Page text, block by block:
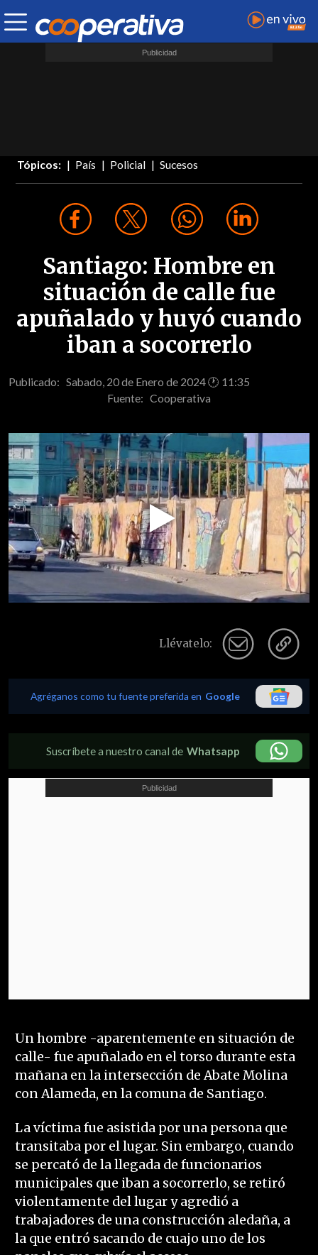
Tópicos: País Policial Sucesos
Santiago: Hombre en
situación de calle fue
apuñalado y huyó cuando
iban a socorrerlo
Publicado: Sabado, 20 de Enero de 2024 🕐 11:35
Fuente: Cooperativa
Play
Video
Llévatelo:
Agréganos como tu fuente preferida en Google
Suscríbete a nuestro canal de Whatsapp
Un hombre -aparentemente en situación de
calle- fue apuñalado en el torso durante esta
mañana en la intersección de Abate Molina
con Alameda, en la comuna de Santiago.
La víctima fue asistida por una persona que
transitaba por el lugar. Sin embargo, cuando
se percató de la llegada de funcionarios
municipales que iban a socorrerlo, se retiró
violentamente del lugar y agredió a
trabajadores de una construcción aledaña, a
la que entró sacando de cuajo uno de los